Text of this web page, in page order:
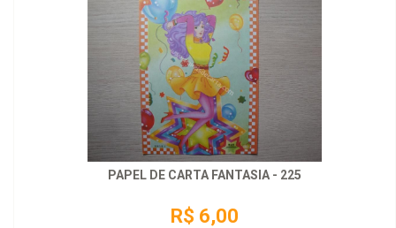
PAPEL DE CARTA FANTASIA - 225
R$ 6,00